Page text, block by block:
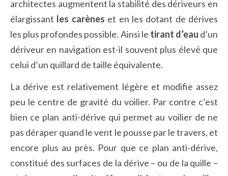
architectes augmentent la stabilité des dériveurs en
élargissant les carènes et en les dotant de dérives
les plus profondes possible. Ainsi le tirant d’eau d’un
dériveur en navigation est-il souvent plus élevé que
celui d’un quillard de taille équivalente.
La dérive est relativement légère et modifie assez
peu le centre de gravité du voilier. Par contre c’est
bien ce plan anti-dérive qui permet au voilier de ne
pas déraper quand le vent le pousse par le travers, et
encore plus au près. Pour que ce plan anti-dérive,
constitué des surfaces de la dérive – ou de la quille –